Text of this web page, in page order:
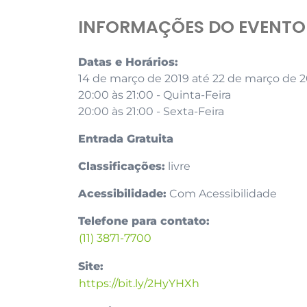
INFORMAÇÕES DO EVENTO
Datas e Horários:
14 de março de 2019 até 22 de março de
20:00 às 21:00 - Quinta-Feira
20:00 às 21:00 - Sexta-Feira
Entrada Gratuita
Classificações: livre
Acessibilidade: Com Acessibilidade
Telefone para contato:
(11) 3871-7700
Site:
https://bit.ly/2HyYHXh